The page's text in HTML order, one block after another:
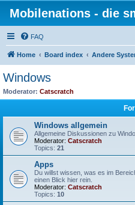
Mobilenations - die
FAQ
Home Board index Andere
Windows
Moderator: Catscratch
Windows allgemein
Allgemeine Diskussionen zu
Moderator: Catscratch
Topics: 21
Apps
Du willst wissen, was es im
einen Blick hier rein.
Moderator: Catscratch
Topics: 10